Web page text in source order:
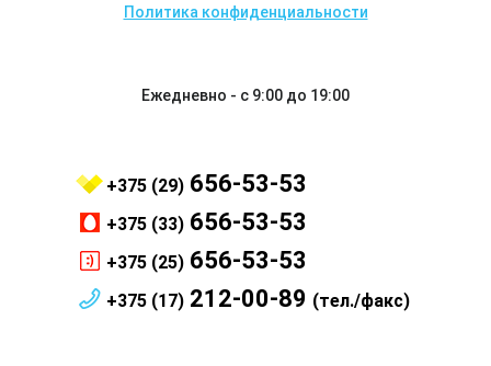
Политика конфиденциальности
Ежедневно - с 9:00 до 19:00
+375 (29) 656-53-53
+375 (33) 656-53-53
+375 (25) 656-53-53
+375 (17) 212-00-89 (тел./факс)